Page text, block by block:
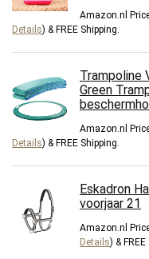
Amazon.nl
Details) & FREE Shipping.
Trampoline
Green
Amazon.nl
Details) & FREE Shipping.
Eskadron
voorjaar 21
Amazon.nl
Details) &